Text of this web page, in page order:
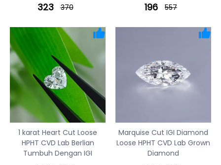
323 370 196 557
1 karat Heart Cut Loose
HPHT CVD Lab Berlian
Tumbuh Dengan IGI
Marquise Cut IGI Diamond
Loose HPHT CVD Lab Grown
Diamond